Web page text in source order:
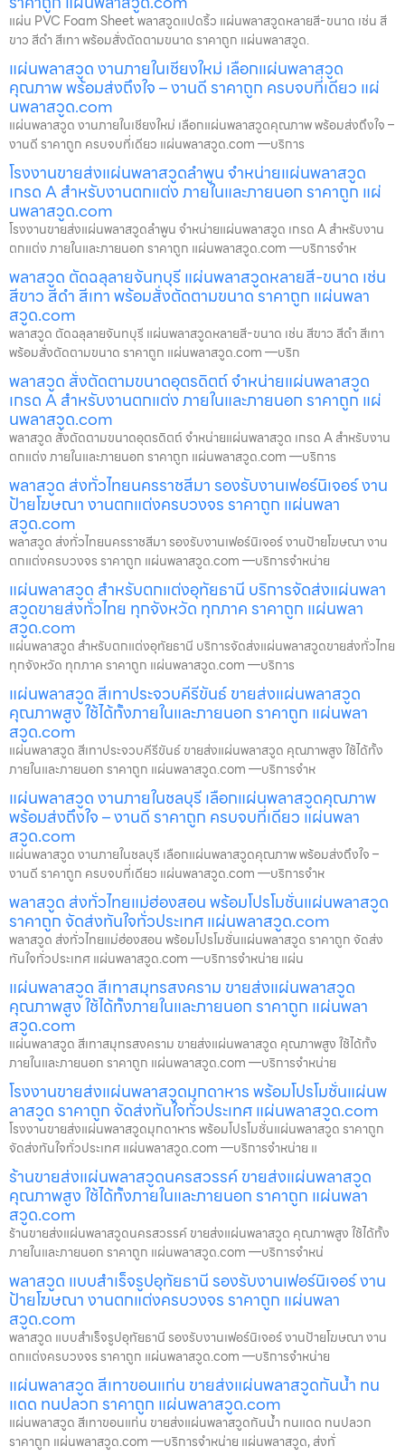
แผ่น PVC Foam Sheet พลาสวูดแปดริ้ว แผ่นพลาสวูดหลายสี-ขนาด เช่น สี
ขาว สีดำ สีเทา พร้อมสั่งตัดตามขนาด ราคาถูก แผ่นพลาสวูด.
แผ่นพลาสวูด งานภายในเชียงใหม่ เลือกแผ่นพลาสวูด
คุณภาพ พร้อมส่งถึงใจ – งานดี ราคาถูก ครบจบที่เดียว แผ่
นพลาสวูด.com
แผ่นพลาสวูด งานภายในเชียงใหม่ เลือกแผ่นพลาสวูดคุณภาพ พร้อมส่งถึงใจ –
งานดี ราคาถูก ครบจบที่เดียว แผ่นพลาสวูด.com —บริการ
โรงงานขายส่งแผ่นพลาสวูดลำพูน จำหน่ายแผ่นพลาสวูด
เกรด A สำหรับงานตกแต่ง ภายในและภายนอก ราคาถูก แผ่
นพลาสวูด.com
โรงงานขายส่งแผ่นพลาสวูดลำพูน จำหน่ายแผ่นพลาสวูด เกรด A สำหรับงาน
ตกแต่ง ภายในและภายนอก ราคาถูก แผ่นพลาสวูด.com —บริการจำห
พลาสวูด ตัดฉลุลายจันทบุรี แผ่นพลาสวูดหลายสี-ขนาด เช่น
สีขาว สีดำ สีเทา พร้อมสั่งตัดตามขนาด ราคาถูก แผ่นพลา
สวูด.com
พลาสวูด ตัดฉลุลายจันทบุรี แผ่นพลาสวูดหลายสี-ขนาด เช่น สีขาว สีดำ สีเทา
พร้อมสั่งตัดตามขนาด ราคาถูก แผ่นพลาสวูด.com —บริก
พลาสวูด สั่งตัดตามขนาดอุตรดิตถ์ จำหน่ายแผ่นพลาสวูด
เกรด A สำหรับงานตกแต่ง ภายในและภายนอก ราคาถูก แผ่
นพลาสวูด.com
พลาสวูด สั่งตัดตามขนาดอุตรดิตถ์ จำหน่ายแผ่นพลาสวูด เกรด A สำหรับงาน
ตกแต่ง ภายในและภายนอก ราคาถูก แผ่นพลาสวูด.com —บริการ
พลาสวูด ส่งทั่วไทยนครราชสีมา รองรับงานเฟอร์นิเจอร์ งาน
ป้ายโฆษณา งานตกแต่งครบวงจร ราคาถูก แผ่นพลา
สวูด.com
พลาสวูด ส่งทั่วไทยนครราชสีมา รองรับงานเฟอร์นิเจอร์ งานป้ายโฆษณา งาน
ตกแต่งครบวงจร ราคาถูก แผ่นพลาสวูด.com —บริการจำหน่าย
แผ่นพลาสวูด สำหรับตกแต่งอุทัยธานี บริการจัดส่งแผ่นพลา
สวูดขายส่งทั่วไทย ทุกจังหวัด ทุกภาค ราคาถูก แผ่นพลา
สวูด.com
แผ่นพลาสวูด สำหรับตกแต่งอุทัยธานี บริการจัดส่งแผ่นพลาสวูดขายส่งทั่วไทย
ทุกจังหวัด ทุกภาค ราคาถูก แผ่นพลาสวูด.com —บริการ
แผ่นพลาสวูด สีเทาประจวบคีรีขันธ์ ขายส่งแผ่นพลาสวูด
คุณภาพสูง ใช้ได้ทั้งภายในและภายนอก ราคาถูก แผ่นพลา
สวูด.com
แผ่นพลาสวูด สีเทาประจวบคีรีขันธ์ ขายส่งแผ่นพลาสวูด คุณภาพสูง ใช้ได้ทั้ง
ภายในและภายนอก ราคาถูก แผ่นพลาสวูด.com —บริการจำห
แผ่นพลาสวูด งานภายในชลบุรี เลือกแผ่นพลาสวูดคุณภาพ
พร้อมส่งถึงใจ – งานดี ราคาถูก ครบจบที่เดียว แผ่นพลา
สวูด.com
แผ่นพลาสวูด งานภายในชลบุรี เลือกแผ่นพลาสวูดคุณภาพ พร้อมส่งถึงใจ –
งานดี ราคาถูก ครบจบที่เดียว แผ่นพลาสวูด.com —บริการจำห
พลาสวูด ส่งทั่วไทยแม่ฮ่องสอน พร้อมโปรโมชั่นแผ่นพลาสวูด
ราคาถูก จัดส่งทันใจทั่วประเทศ แผ่นพลาสวูด.com
พลาสวูด ส่งทั่วไทยแม่ฮ่องสอน พร้อมโปรโมชั่นแผ่นพลาสวูด ราคาถูก จัดส่ง
ทันใจทั่วประเทศ แผ่นพลาสวูด.com —บริการจำหน่าย แผ่น
แผ่นพลาสวูด สีเทาสมุทรสงคราม ขายส่งแผ่นพลาสวูด
คุณภาพสูง ใช้ได้ทั้งภายในและภายนอก ราคาถูก แผ่นพลา
สวูด.com
แผ่นพลาสวูด สีเทาสมุทรสงคราม ขายส่งแผ่นพลาสวูด คุณภาพสูง ใช้ได้ทั้ง
ภายในและภายนอก ราคาถูก แผ่นพลาสวูด.com —บริการจำหน่าย
โรงงานขายส่งแผ่นพลาสวูดมุกดาหาร พร้อมโปรโมชั่นแผ่นพ
ลาสวูด ราคาถูก จัดส่งทันใจทั่วประเทศ แผ่นพลาสวูด.com
โรงงานขายส่งแผ่นพลาสวูดมุกดาหาร พร้อมโปรโมชั่นแผ่นพลาสวูด ราคาถูก
จัดส่งทันใจทั่วประเทศ แผ่นพลาสวูด.com —บริการจำหน่าย แ
ร้านขายส่งแผ่นพลาสวูดนครสวรรค์ ขายส่งแผ่นพลาสวูด
คุณภาพสูง ใช้ได้ทั้งภายในและภายนอก ราคาถูก แผ่นพลา
สวูด.com
ร้านขายส่งแผ่นพลาสวูดนครสวรรค์ ขายส่งแผ่นพลาสวูด คุณภาพสูง ใช้ได้ทั้ง
ภายในและภายนอก ราคาถูก แผ่นพลาสวูด.com —บริการจำหน่
พลาสวูด แบบสำเร็จรูปอุทัยธานี รองรับงานเฟอร์นิเจอร์ งาน
ป้ายโฆษณา งานตกแต่งครบวงจร ราคาถูก แผ่นพลา
สวูด.com
พลาสวูด แบบสำเร็จรูปอุทัยธานี รองรับงานเฟอร์นิเจอร์ งานป้ายโฆษณา งาน
ตกแต่งครบวงจร ราคาถูก แผ่นพลาสวูด.com —บริการจำหน่าย
แผ่นพลาสวูด สีเทาขอนแก่น ขายส่งแผ่นพลาสวูดกันน้ำ ทน
แดด ทนปลวก ราคาถูก แผ่นพลาสวูด.com
แผ่นพลาสวูด สีเทาขอนแก่น ขายส่งแผ่นพลาสวูดกันน้ำ ทนแดด ทนปลวก
ราคาถูก แผ่นพลาสวูด.com —บริการจำหน่าย แผ่นพลาสวูด, ส่งทั่